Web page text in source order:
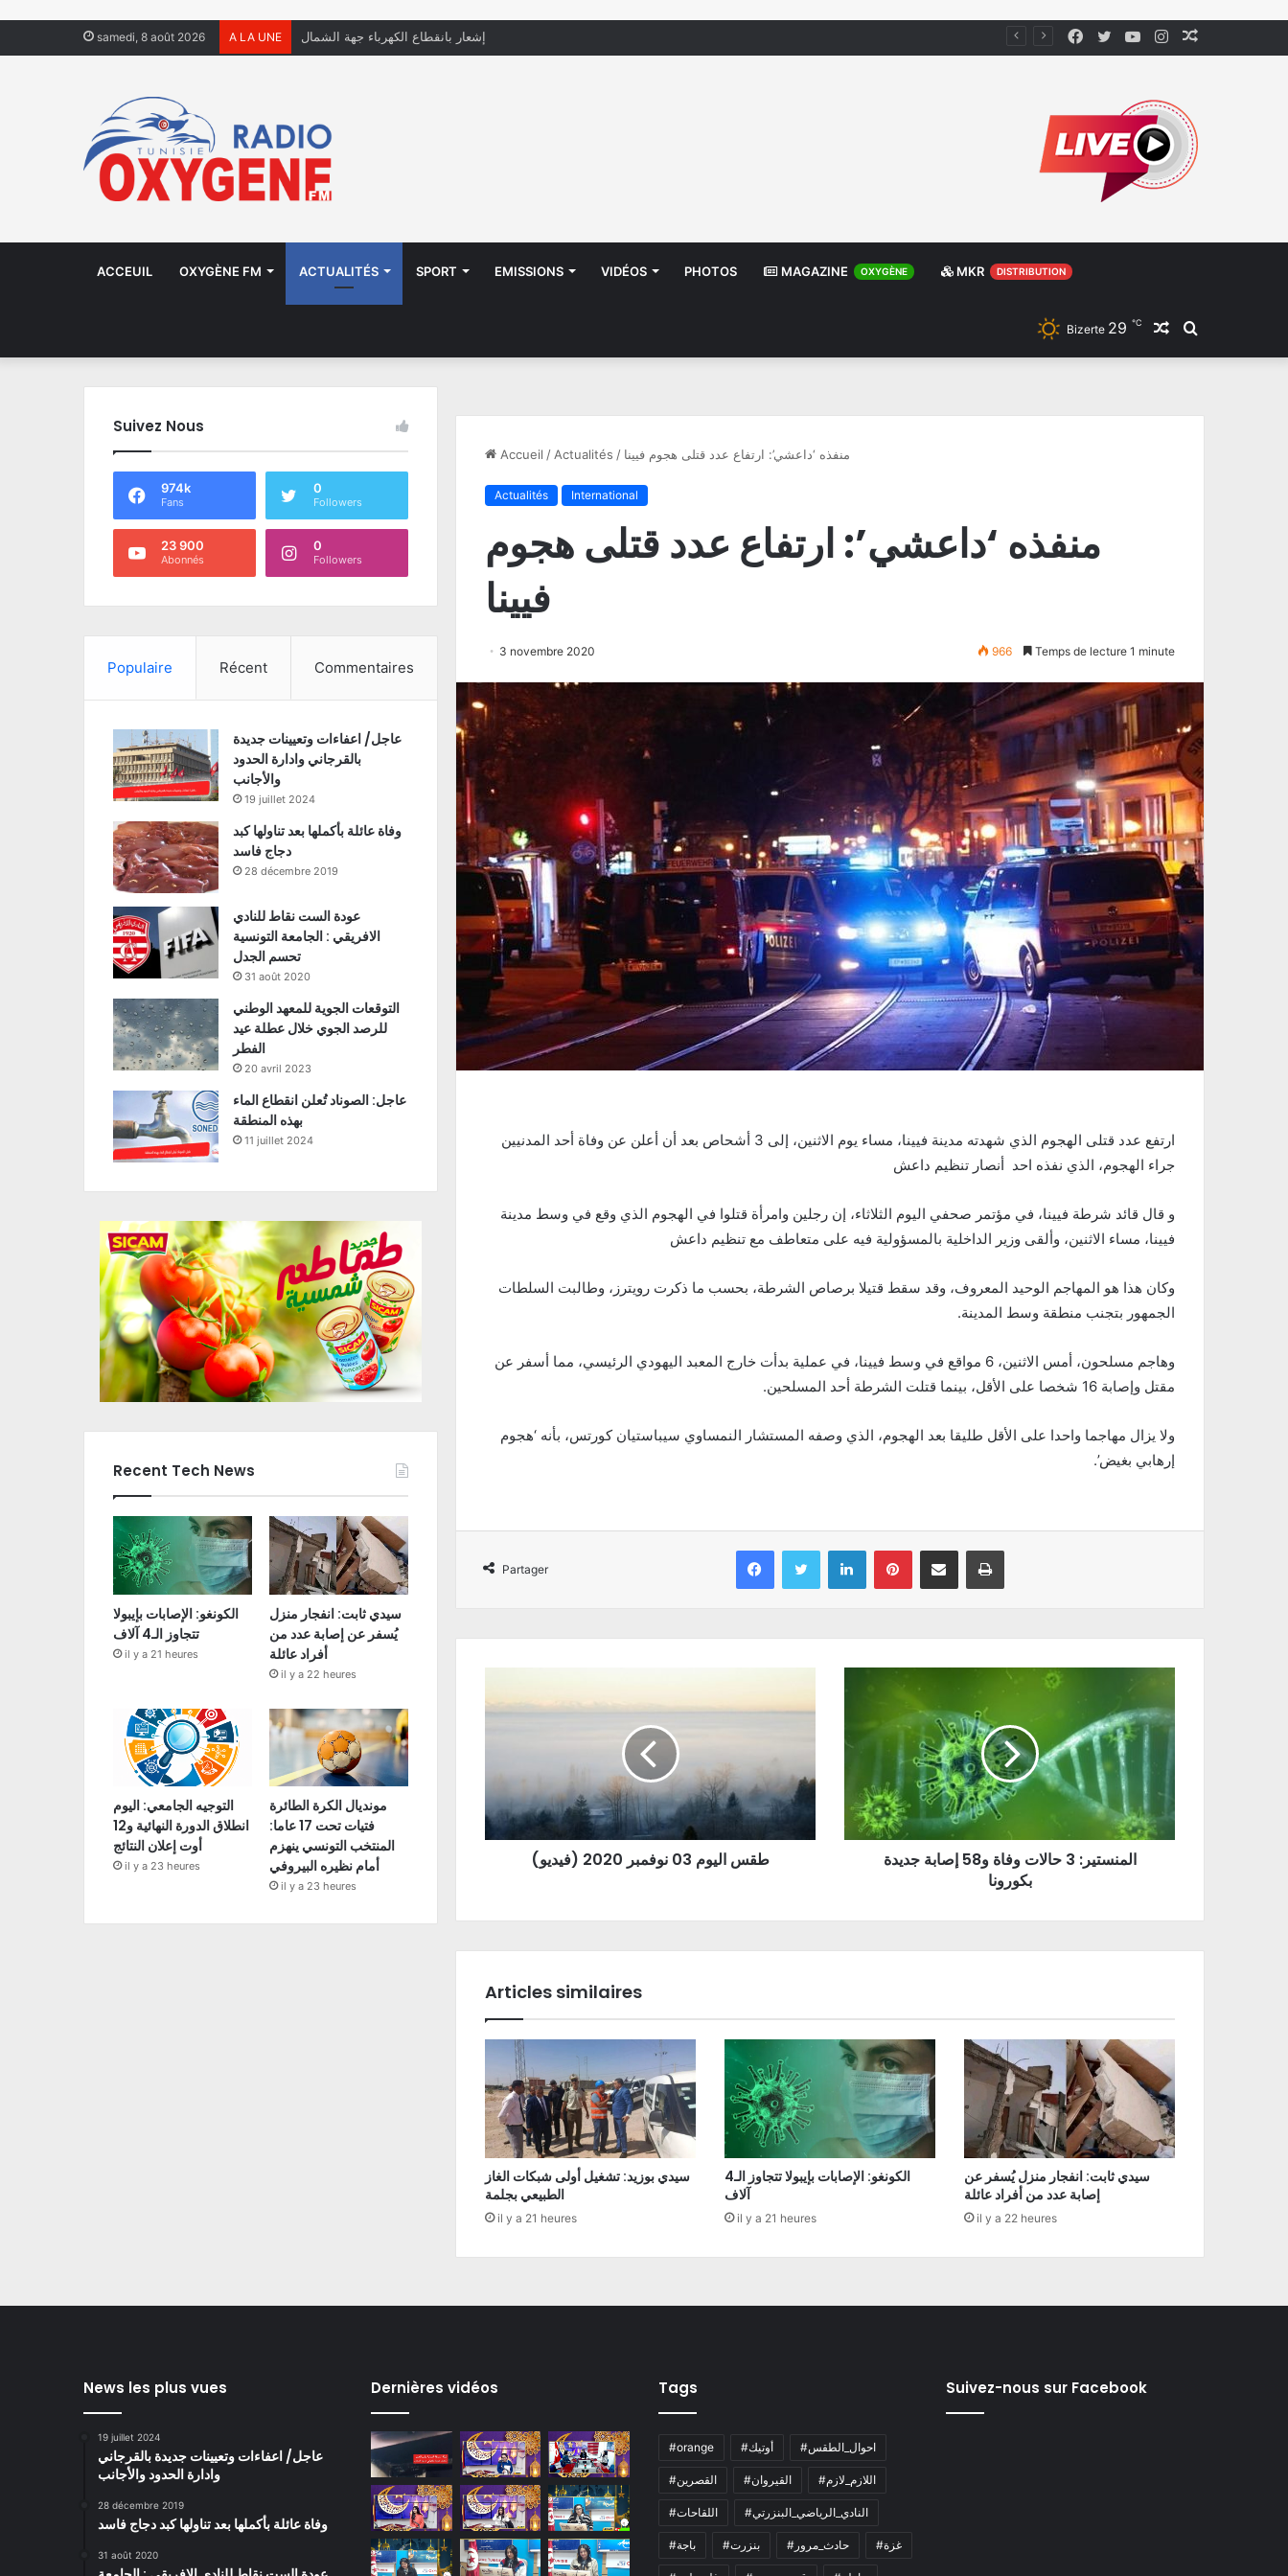
samedi, 8 août 2026 A LA UNE منظّمة تدعو السلطات إلى التدخل بعد تداول صور أطفال يعيشون في الشوارع Instagram
YouTube
Twitter
Facebook
ACCEUIL OXYGÈNE FM ACTUALITÉS SPORT EMISSIONS VIDÉOS PHOTOS MAGAZINE OXYGÈNE MKR DISTRIBUTION
Rechercher
Article
Bizerte 29 ℃
Accueil / Actualités / منفذه ‘داعشي’: ارتفاع عدد قتلى هجوم فيينا
Actualités International
منفذه ‘داعشي’: ارتفاع عدد قتلى هجوم
فيينا
3 novembre 2020 966 Temps de lecture 1 minute
ارتفع عدد قتلى الهجوم الذي شهدته مدينة فيينا، مساء يوم الاثنين، إلى 3 أشحاص بعد أن أعلن عن وفاة أحد المدنيين
جراء الهجوم، الذي نفذه احد أنصار تنظيم داعش
و قال قائد شرطة فيينا، في مؤتمر صحفي اليوم الثلاثاء، إن رجلين وامرأة قتلوا في الهجوم الذي وقع في وسط مدينة
فيينا، مساء الاثنين، وألقى وزير الداخلية بالمسؤولية فيه على متعاطف مع تنظيم داعش
وكان هذا هو المهاجم الوحيد المعروف، وقد سقط قتيلا برصاص الشرطة، بحسب ما ذكرت رويترز، وطالبت السلطات
الجمهور بتجنب منطقة وسط المدينة.
وهاجم مسلحون، أمس الاثنين، 6 مواقع في وسط فيينا، في عملية بدأت خارج المعبد اليهودي الرئيسي، مما أسفر عن
مقتل وإصابة 16 شخصا على الأقل، بينما قتلت الشرطة أحد المسلحين.
ولا يزال مهاجما واحدا على الأقل طليقا بعد الهجوم، الذي وصفه المستشار النمساوي سيباستيان كورتس، بأنه ‘هجوم
إرهابي بغيض’.
Partager
Facebook Twitter Linkedin Pinterest Partager par email Imprimer
(طقس اليوم 03 نوفمبر 2020 (فيديو
المنستير: 3 حالات وفاة و58 إصابة جديدة
بكورونا
Articles similaires
سيدي بوزيد: تشغيل أولى شبكات الغاز
الطبيعي بجلمة
il y a 21 heures
الكونغو: الإصابات بإيبولا تتجاوز الـ4
آلاف
il y a 21 heures
سيدي ثابت: انفجار منزل يُسفر عن
إصابة عدد من أفراد عائلة
il y a 22 heures
Suivez Nous
974k
Fans
0
Followers
23 900
Abonnés
0
Followers
Populaire Récent Commentaires
عاجل/ اعفاءات وتعيينات جديدة
بالقرجاني وادارة الحدود
والأجانب
19 juillet 2024
وفاة عائلة بأكملها بعد تناولها كبد
دجاج فاسد
28 décembre 2019
عودة الست نقاط للنادي
الافريقي : الجامعة التونسية
تحسم الجدل
31 août 2020
التوقعات الجوية للمعهد الوطني
للرصد الجوي خلال عطلة عيد
الفطر
20 avril 2023
عاجل: الصوناد تُعلن انقطاع الماء
بهذه المنطقة
11 juillet 2024
Recent Tech News
الكونغو: الإصابات بإيبولا
تتجاوز الـ4 آلاف
il y a 21 heures
سيدي ثابت: انفجار منزل
يُسفر عن إصابة عدد من
أفراد عائلة
il y a 22 heures
التوجيه الجامعي: اليوم
انطلاق الدورة النهائية و12
أوت إعلان النتائج
il y a 23 heures
مونديال الكرة الطائرة
فتيات تحت 17 عاما:
المنتخب التونسي ينهزم
أمام نظيره البيروفي
il y a 23 heures
News les plus vues
19 juillet 2024
عاجل/ اعفاءات وتعيينات جديدة بالقرجاني
وادارة الحدود والأجانب
28 décembre 2019
وفاة عائلة بأكملها بعد تناولها كبد دجاج فاسد
31 août 2020
Dernières vidéos Tags
#orange #أوتيك #احوال_الطقس
#القصرين #القيروان #اللازم_لازم
#اللقاحات #النادي_الرياضي_البنزرتي
#باجة #بنزرت #حادث_مرور #غزة
Suivez-nous sur Facebook